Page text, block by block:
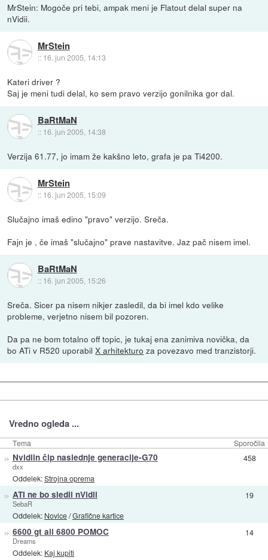
MrStein: Mogoče pri tebi, ampak meni je Flatout delal super na
nVidii.
MrStein
:: 16. jun 2005, 14:13
Kateri driver ?
Saj je meni tudi delal, ko sem pravo verzijo gonilnika gor dal.
BaRtMaN
:: 16. jun 2005, 14:38
Verzija 61.77, jo imam že kakšno leto, grafa je pa Ti4200.
MrStein
:: 16. jun 2005, 15:09
Slučajno imaš edino "pravo" verzijo. Sreča.
Fajn je , če imaš "slučajno" prave nastavitve. Jaz pač nisem imel.
BaRtMaN
:: 16. jun 2005, 15:26
Sreča. Sicer pa nisem nikjer zasledil, da bi imel kdo velike
probleme, verjetno nisem bil pozoren.
Da pa ne bom totalno off topic, je tukaj ena zanimiva novička, da
bo ATi v R520 uporabilX arhitekturo za povezavo med tranzistorji.
Vredno ogleda ...
Tema Sporočila
» Nvidiin čip naslednje generacije-G70
dxx
Oddelek:Strojna oprema
458
» ATI ne bo sledil nVidii
SebaR
Oddelek: Novice/Grafične kartice
19
» 6600 gt ali 6800 POMOC
Dreams
Oddelek: Kaj kupiti
14